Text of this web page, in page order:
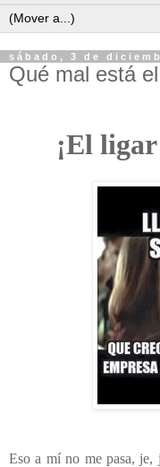
sábado, 3 de
Qué mal está
¡El
Eso a mí no me pasa, je,